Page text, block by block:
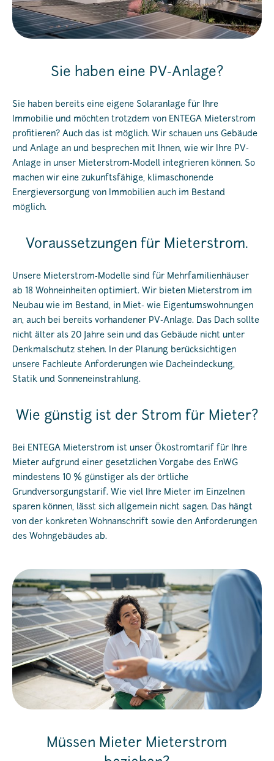
Sie haben eine PV-Anlage?
Sie haben bereits eine eigene Solaranlage für Ihre
Immobilie und möchten trotzdem von ENTEGA Mieterstrom
profitieren? Auch das ist möglich. Wir schauen uns Gebäude
und Anlage an und besprechen mit Ihnen, wie wir Ihre PV-
Anlage in unser Mieterstrom-Modell integrieren können. So
machen wir eine zukunftsfähige, klimaschonende
Energieversorgung von Immobilien auch im Bestand
möglich.
Voraussetzungen für Mieterstrom.
Unsere Mieterstrom-Modelle sind für Mehrfamilienhäuser
ab 18 Wohneinheiten optimiert. Wir bieten Mieterstrom im
Neubau wie im Bestand, in Miet- wie Eigentumswohnungen
an, auch bei bereits vorhandener PV-Anlage. Das Dach sollte
nicht älter als 20 Jahre sein und das Gebäude nicht unter
Denkmalschutz stehen. In der Planung berücksichtigen
unsere Fachleute Anforderungen wie Dacheindeckung,
Statik und Sonneneinstrahlung.
Wie günstig ist der Strom für Mieter?
Bei ENTEGA Mieterstrom ist unser Ökostromtarif für Ihre
Mieter aufgrund einer gesetzlichen Vorgabe des EnWG
mindestens 10 % günstiger als der örtliche
Grundversorgungstarif. Wie viel Ihre Mieter im Einzelnen
sparen können, lässt sich allgemein nicht sagen. Das hängt
von der konkreten Wohnanschrift sowie den Anforderungen
des Wohngebäudes ab.
Müssen Mieter Mieterstrom